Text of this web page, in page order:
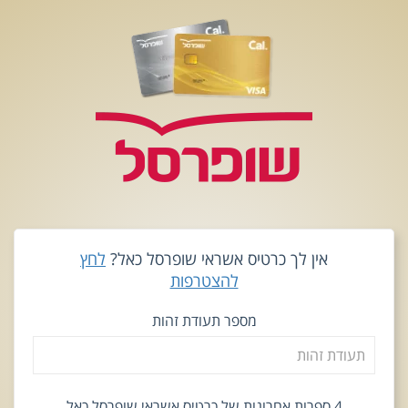
אין לך כרטיס אשראי שופרסל כאל? לחץ
להצטרפות
מספר תעודת זהות